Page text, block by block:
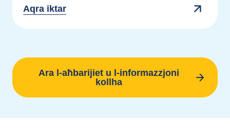
Aqra iktar
Ara l-aħbarijiet u l-informazzjoni
kollha